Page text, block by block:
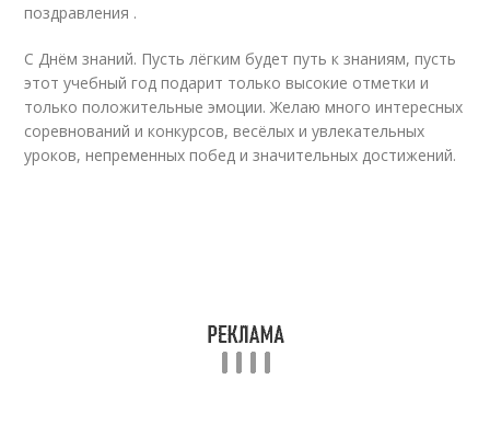
поздравления .
С Днём знаний. Пусть лёгким будет путь к знаниям, пусть
этот учебный год подарит только высокие отметки и
только положительные эмоции. Желаю много интересных
соревнований и конкурсов, весёлых и увлекательных
уроков, непременных побед и значительных достижений.